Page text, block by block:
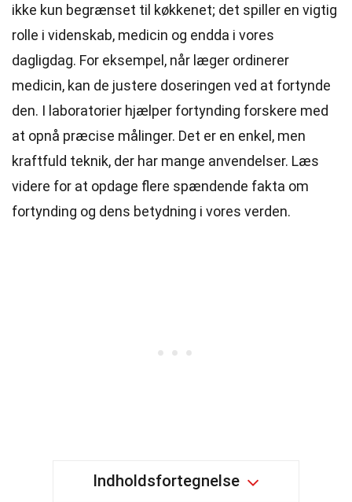
ikke kun begrænset til køkkenet; det spiller en vigtig
rolle i videnskab, medicin og endda i vores
dagligdag. For eksempel, når læger ordinerer
medicin, kan de justere doseringen ved at fortynde
den. I laboratorier hjælper fortynding forskere med
at opnå præcise målinger. Det er en enkel, men
kraftfuld teknik, der har mange anvendelser. Læs
videre for at opdage flere spændende fakta om
fortynding og dens betydning i vores verden.
Indholdsfortegnelse